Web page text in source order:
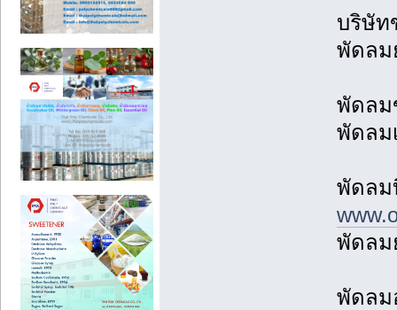
บริษัท
พัดลม
พัดล
พัดลม
พัดล
พัดลม
พัดลม